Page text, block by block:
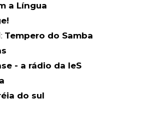
a Língua
Tempero do Samba
- a rádio da IeS
do sul